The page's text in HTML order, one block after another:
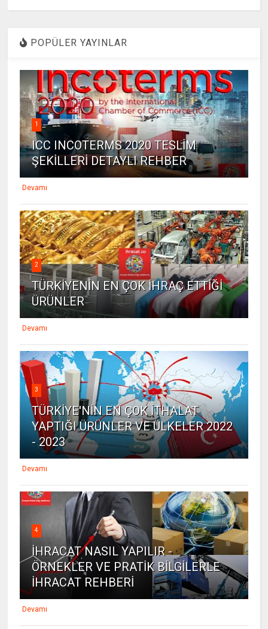
POPÜLER YAYINLAR
1
ICC INCOTERMS 2020 TESLİM
ŞEKİLLERİ DETAYLI REHBER
Devamı
2
TÜRKİYENİN EN ÇOK İHRAÇ ETTİĞİ
ÜRÜNLER
Devamı
3
TÜRKİYE'NİN EN ÇOK İTHALAT
YAPTIĞI ÜRÜNLER VE ÜLKELER 2022
- 2023
Devamı
4
İHRACAT NASIL YAPILIR -
ÖRNEKLER VE PRATİK BİLGİLERLE
İHRACAT REHBERİ
Devamı